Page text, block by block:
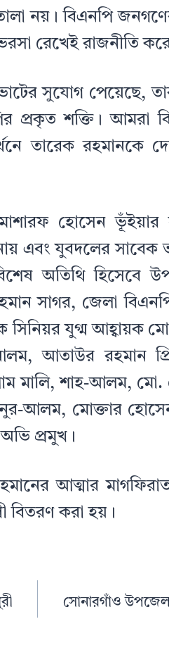
নয়। বিএনপি
রেখেই রাজনীতি
সুযোগ পেয়েছে,
শক্তি। আমরা
তারেক রহমানকে
হোসেন ভূঁইয়ার
এবং যুবদলের সাবেক
বিশেষ অতিথি হিসেবে
সাগর, জেলা
যুগ্ম আহ্বায়ক
আতাউর রহমান
মালি, শাহ-আলম,
আলম, মোক্তার
প্রমুখ।
আত্মার
বিতরণ করা হয়।
সোনারগাঁও